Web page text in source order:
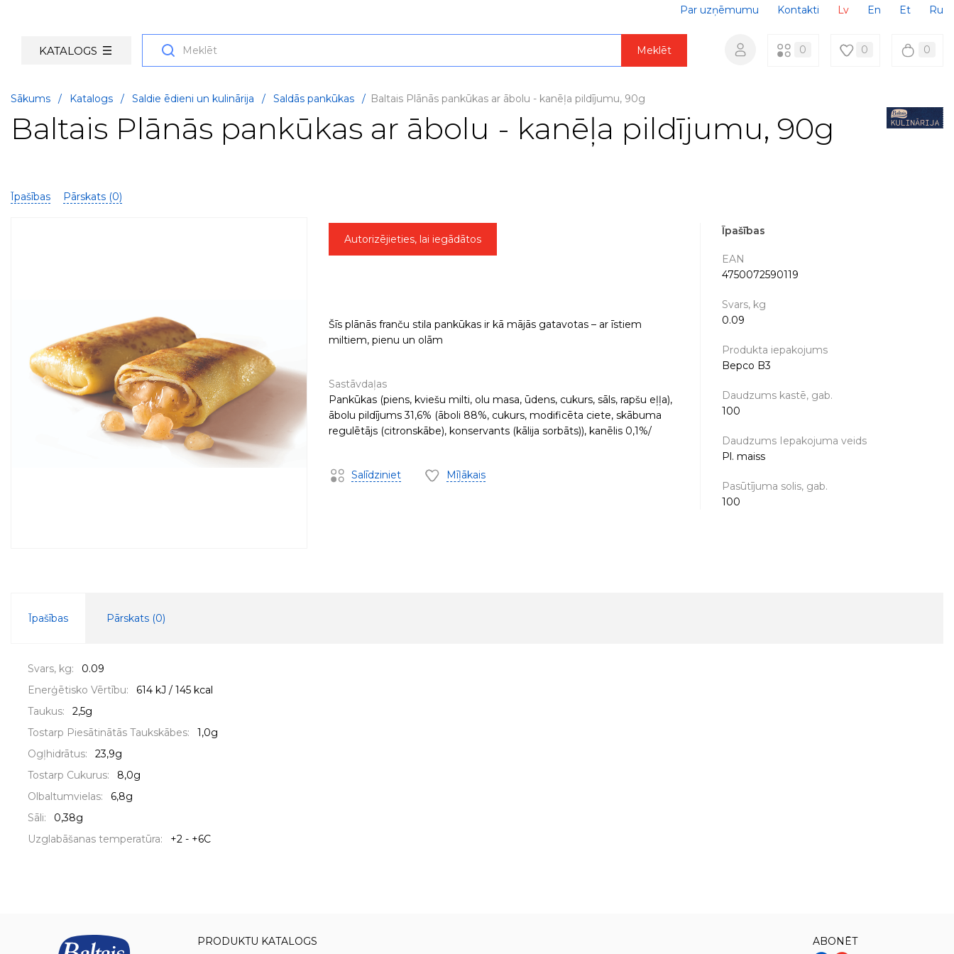
Par uzņēmumu Kontakti Lv En Et Ru
KATALOGS 0 0 0
Meklēt
Sākums / Katalogs / Saldie ēdieni un kulinārija / Saldās pankūkas / Baltais Plānās pankūkas ar ābolu - kanēļa pildījumu, 90g
Baltais Plānās pankūkas ar ābolu - kanēļa pildījumu, 90g
Īpašības Pārskats (0)
Autorizējieties, lai iegādātos
Īpašības
EAN
4750072590119
Svars, kg
0.09
Produkta iepakojums
Bepco B3
Daudzums kastē, gab.
100
Daudzums Iepakojuma veids
Pl. maiss
Pasūtījuma solis, gab.
100
Šīs plānās franču stila pankūkas ir kā mājās gatavotas – ar īstiem
miltiem, pienu un olām
Sastāvdaļas
Pankūkas (piens, kviešu milti, olu masa, ūdens, cukurs, sāls, rapšu eļļa),
ābolu pildījums 31,6% (āboli 88%, cukurs, modificēta ciete, skābuma
regulētājs (citronskābe), konservants (kālija sorbāts)), kanēlis 0,1%/
Salīdziniet Mīļākais
Īpašības Pārskats (0)
Svars, kg:
0.09
Enerģētisko Vērtību:
614 kJ / 145 kcal
Taukus:
2,5g
Tostarp Piesātinātās Taukskābes:
1,0g
Ogļhidrātus:
23,9g
Tostarp Cukurus:
8,0g
Olbaltumvielas:
6,8g
Sāli:
0,38g
Uzglabāšanas temperatūra:
+2 - +6C
PRODUKTU KATALOGS ABONĒT